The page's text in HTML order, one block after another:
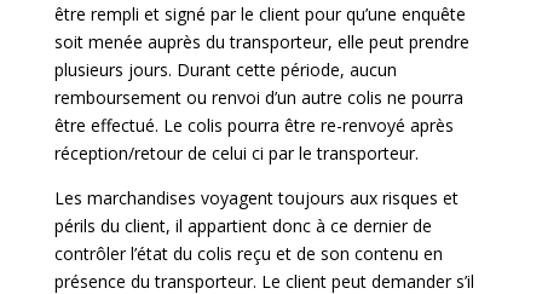
être rempli et signé par le client pour qu’une enquête
soit menée auprès du transporteur, elle peut prendre
plusieurs jours. Durant cette période, aucun
remboursement ou renvoi d’un autre colis ne pourra
être effectué. Le colis pourra être re-renvoyé après
réception/retour de celui ci par le transporteur.
Les marchandises voyagent toujours aux risques et
périls du client, il appartient donc à ce dernier de
contrôler l’état du colis reçu et de son contenu en
présence du transporteur. Le client peut demander s’il